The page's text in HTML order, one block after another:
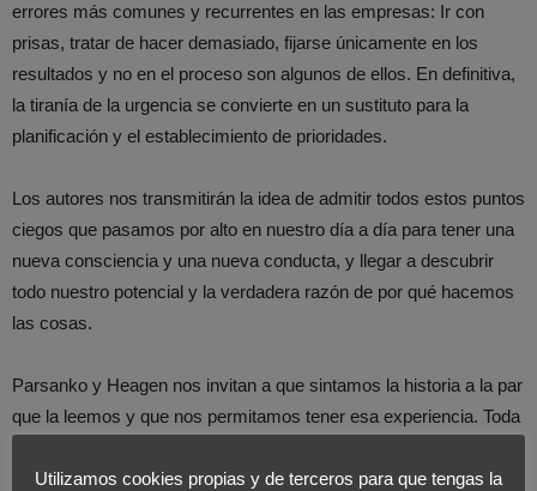
errores más comunes y recurrentes en las empresas: Ir con
prisas, tratar de hacer demasiado, fijarse únicamente en los
resultados y no en el proceso son algunos de ellos. En definitiva,
la tiranía de la urgencia se convierte en un sustituto para la
planificación y el establecimiento de prioridades.
Los autores nos transmitirán la idea de admitir todos estos puntos
ciegos que pasamos por alto en nuestro día a día para tener una
nueva consciencia y una nueva conducta, y llegar a descubrir
todo nuestro potencial y la verdadera razón de por qué hacemos
las cosas.
Parsanko y Heagen nos invitan a que sintamos la historia a la par
que la leemos y que nos permitamos tener esa experiencia. Toda
Utilizamos cookies propias y de terceros para que tengas la